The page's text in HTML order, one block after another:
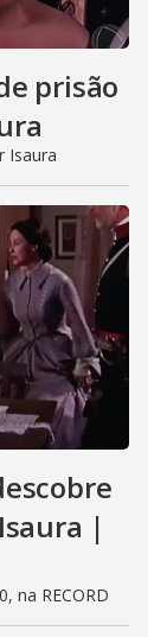
prisão
Isaura
|
na RECORD